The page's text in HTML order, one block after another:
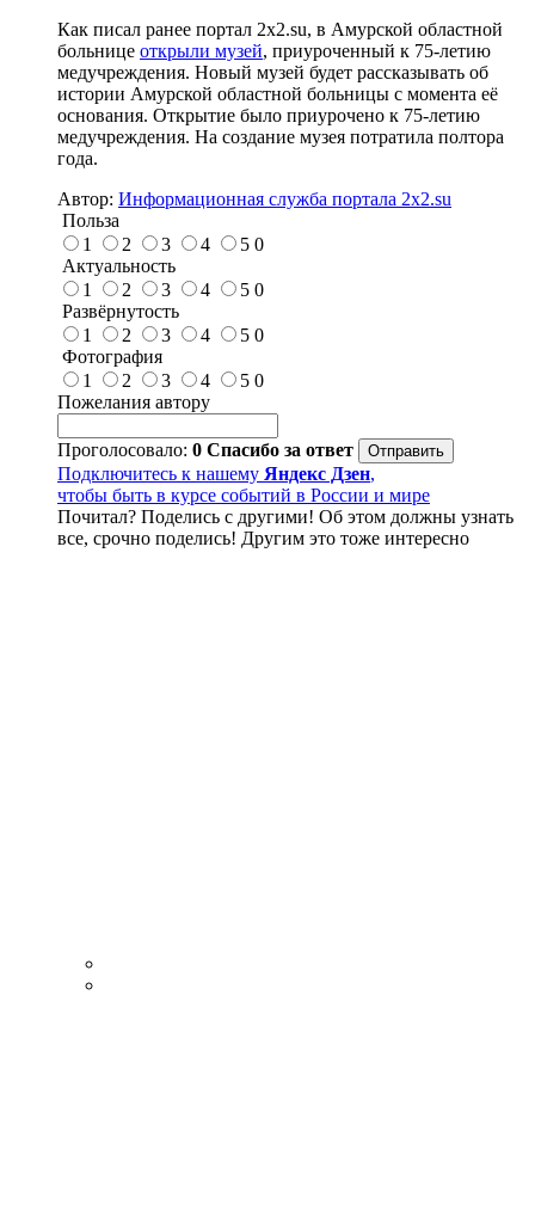
Как писал ранее портал 2х2.su, в Амурской областной
больнице открыли музей, приуроченный к 75-летию
медучреждения. Новый музей будет рассказывать об
истории Амурской областной больницы с момента её
основания. Открытие было приурочено к 75-летию
медучреждения. На создание музея потратила полтора
года.
Автор: Информационная служба портала 2x2.su
Польза
1
2 3 4 5 0
Актуальность
1
2 3 4 5 0
Развёрнутость
1
2 3 4 5 0
Фотография
1
2 3 4 5 0
Пожелания автору
Проголосовало: 0 Спасибо за ответ
Подключитесь к нашему Яндекс Дзен,
чтобы быть в курсе событий в России и мире
Почитал? Поделись с другими! Об этом должны узнать
все, срочно поделись! Другим это тоже интересно